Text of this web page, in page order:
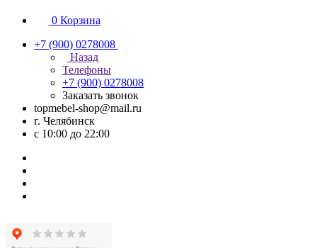
0 Корзина
+7 (900) 0278008
Назад
Телефоны
+7 (900) 0278008
Заказать звонок
topmebel-shop@mail.ru
г. Челябинск
с 10:00 до 22:00